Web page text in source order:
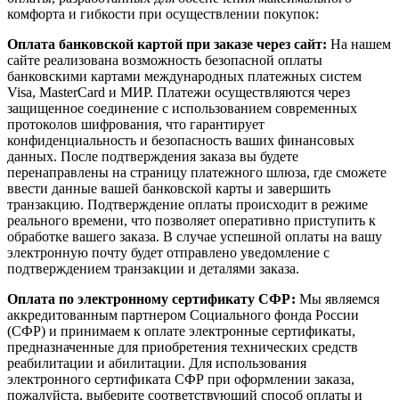
комфорта и гибкости при осуществлении покупок:
Оплата банковской картой при заказе через сайт: На нашем
сайте реализована возможность безопасной оплаты
банковскими картами международных платежных систем
Visa, MasterCard и МИР. Платежи осуществляются через
защищенное соединение с использованием современных
протоколов шифрования, что гарантирует
конфиденциальность и безопасность ваших финансовых
данных. После подтверждения заказа вы будете
перенаправлены на страницу платежного шлюза, где сможете
ввести данные вашей банковской карты и завершить
транзакцию. Подтверждение оплаты происходит в режиме
реального времени, что позволяет оперативно приступить к
обработке вашего заказа. В случае успешной оплаты на вашу
электронную почту будет отправлено уведомление с
подтверждением транзакции и деталями заказа.
Оплата по электронному сертификату СФР: Мы являемся
аккредитованным партнером Социального фонда России
(СФР) и принимаем к оплате электронные сертификаты,
предназначенные для приобретения технических средств
реабилитации и абилитации. Для использования
электронного сертификата СФР при оформлении заказа,
пожалуйста, выберите соответствующий способ оплаты и